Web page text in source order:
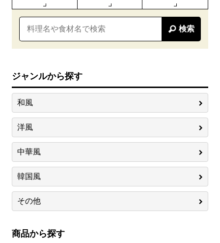
検索
ジャンルから探す
和風
洋風
中華風
韓国風
その他
商品から探す